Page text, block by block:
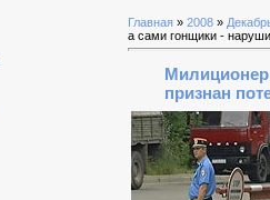
Главная » 2008 »
а сами гонщики -
признан